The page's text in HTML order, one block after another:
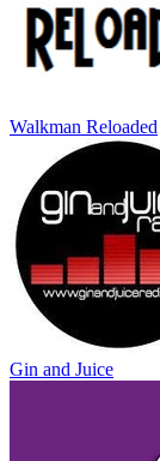
Walkman Reloaded
Gin and Juice